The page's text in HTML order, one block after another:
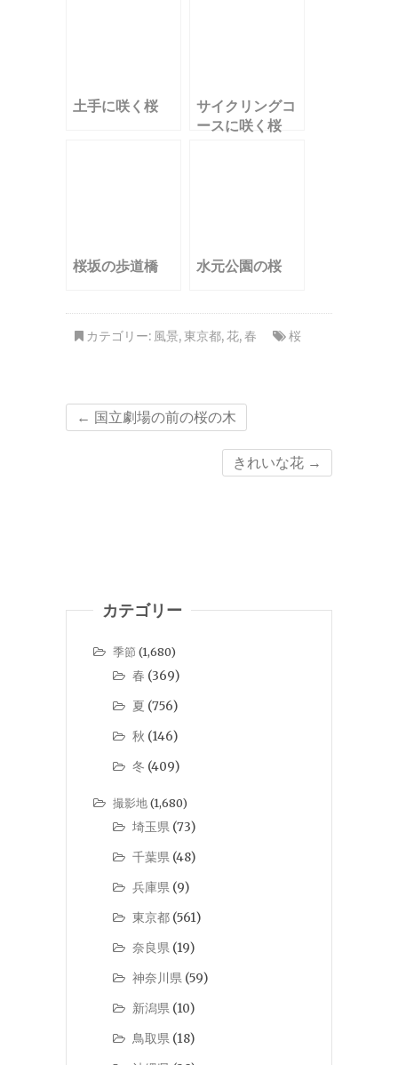
土手に咲く桜
サイクリングコ
ースに咲く桜
桜坂の歩道橋 水元公園の桜
カテゴリー: 風景,東京都,花,春 桜
← 国立劇場の前の桜の木
きれいな花 →
カテゴリー
季節 (1,680)
春 (369)
夏 (756)
秋 (146)
冬 (409)
撮影地(1,680)
埼玉県 (73)
千葉県 (48)
兵庫県 (9)
東京都 (561)
奈良県 (19)
神奈川県 (59)
新潟県 (10)
鳥取県 (18)